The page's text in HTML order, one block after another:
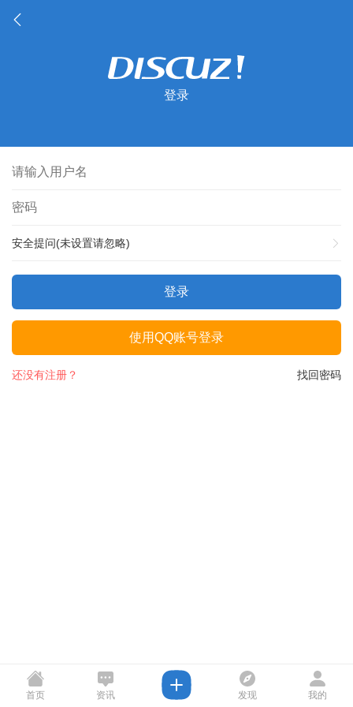
登录
安全提问(未设置请忽略)
登录
使用QQ账号登录
找回密码
还没有注册？
首页 资讯 发现 我的